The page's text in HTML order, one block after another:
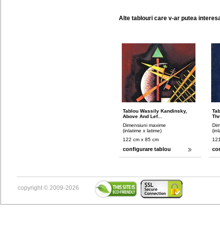
Alte tablouri care v-ar putea
Tablou Wassily Kandinsky,
Above And Lef...
Dimensiuni maxime
(inlatime x latime)
122 cm x 85 cm
configurare tablou
copyright © 2009-2026